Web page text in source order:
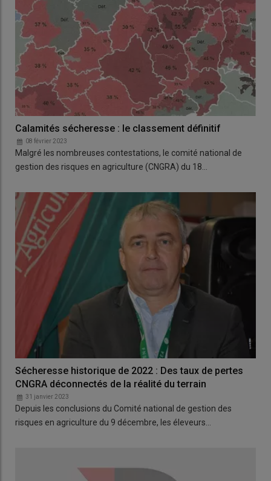
Calamités sécheresse : le classement définitif
08 février 2023
Malgré les nombreuses contestations, le comité national de
gestion des risques en agriculture (CNGRA) du 18…
Sécheresse historique de 2022 : Des taux de pertes
CNGRA déconnectés de la réalité du terrain
31 janvier 2023
Depuis les conclusions du Comité national de gestion des
risques en agriculture du 9 décembre, les éleveurs…